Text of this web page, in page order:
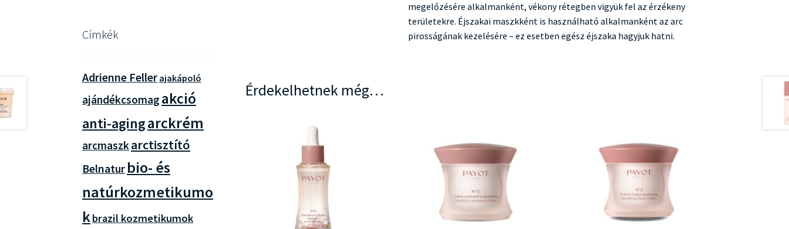
megelőzésére alkalmanként, vékony rétegben vigyük fel az érzékeny
területekre. Éjszakai maszkként is használható alkalmanként az arc
pirosságának kezelésére – ez esetben egész éjszaka hagyjuk hatni.
Érdekelhetnek még…
Címkék
Adrienne Feller ajakápoló
ajándékcsomag akció
anti-agingarckrém
arcmaszkarctisztító
Belnatur bio- és
natúrkozmetikumo
kbrazil kozmetikumok